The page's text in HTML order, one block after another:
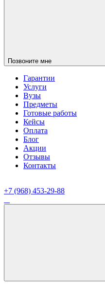
Позвоните мне
Гарантии
Услуги
Вузы
Предметы
Готовые работы
Кейсы
Оплата
Блог
Акции
Отзывы
Контакты
+7 (968) 453-29-88